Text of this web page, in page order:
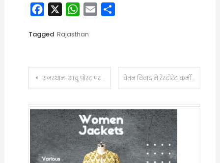
Facebook WhatsApp
Email
Tagged Rajasthan
Post
navigation
राजस्थान-सांचू पोस्ट पर जाने वाले पहले गृहमंत्री होंगे अमित शाह:जीरो पॉइंट पर डेढ़ घंटे तक रहेंगे, जवानों से बातचीत करेंगे, एक्शन प्लान देखेंगे वेतन विवाद में रेस्टोरेंट कर्मी की संदिग्ध मौत:थाने का घेराव कर परिजनों ने लगाया हत्या का आरोप; आत्महत्या के लिए उकसाने का मामला दर्ज